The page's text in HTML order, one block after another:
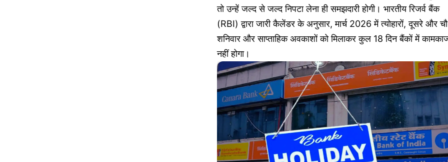
तो उन्हें जल्द से जल्द निपटा लेना ही समझदारी होगी। भारतीय रिजर्व बैंक
(RBI) द्वारा जारी कैलेंडर के अनुसार, मार्च 2026 में त्योहारों, दूसरे और
शनिवार और साप्ताहिक अवकाशों को मिलाकर कुल 18 दिन बैंकों में
नहीं होगा।